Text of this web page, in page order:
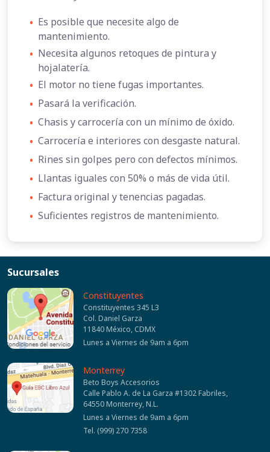
• Es posible que necesite algo de
mantenimiento.
• Necesita algunos retoques de pintura y
hojalatería.
• El motor no tiene fugas importantes.
• Pasará la verificación.
• Chasis y carrocería con un mínimo de óxido.
• Carrocería e interiores con desgaste natural.
• Rines sin golpes pero con defectos mínimos.
• Llantas iguales con 50% o más de vida útil.
• Factura original y tenencias pagadas.
• Suficientes registros de mantenimiento.
Sucursales
Constituyentes
Constituyentes 345 L3
Col. Daniel Garza
11840 México, CDMX
Lunes a Viernes de 9am a 6pm
Monterrey
Beto Boys Accesorios
Calle Pablo A. de La Garza #1302 Fabriles,
64550 Monterrey, N.L.
Lunes a Viernes de 9am a 6pm
Tel. (999) 270 7358